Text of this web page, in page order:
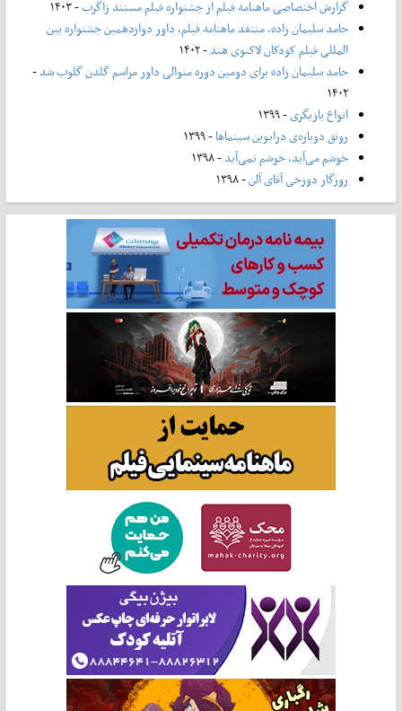
گزارش اختصاصی ماهنامه فیلم از جشنواره فیلم مستند زاگرب- ۱۴۰۳
حامد سلیمان زاده، منتقد ماهنامه فیلم، داور دوازدهمین جشنواره بین
المللی فیلم کودکان لاکنوی هند- ۱۴۰۲
حامد سلیمان زاده برای دومین دوره متوالی داور مراسم گلدن گلوب شد-
۱۴۰۲
انواع بازیگری- ۱۳۹۹
رونق دوباره‌ی درایوین سینماها- ۱۳۹۹
خوشم می‌آید، خوشم نمی‌آید- ۱۳۹۸
روزگار دوزخی آقای آلن- ۱۳۹۸